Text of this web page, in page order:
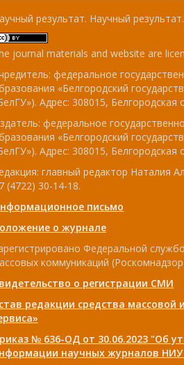
результат. Научный
journal materials and website are
федеральное
«Белгородский
Адрес: 308015,
федеральное
«Белгородский
Адрес: 308015,
главный редактор Наталия
(4722) 30-14-18.
письмо
о журнале
Федеральной
коммуникаций
о регистрации СМИ
редакции средства массовой
№ 636-ОД от 30.06.2023 "Об
научных журналов НИУ